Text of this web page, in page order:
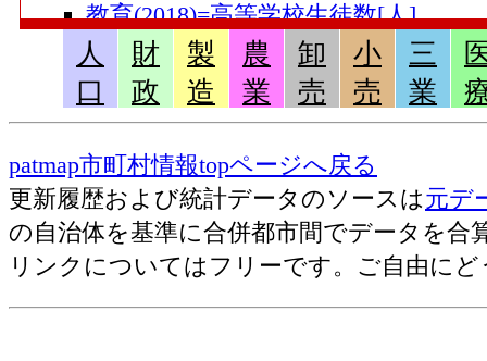
教育(2018)=高等学校生徒数[人]
教育(2018)=小学校児童数[人]
教育(2018)=小学校教員数[人]
教育(2018)=小学校数[校]
教育(2018)=幼稚園在園者数[人]
教育(2018)=幼稚園数[園]
古いラン
人
口
財
政
製
造
農
業
卸
売
小
売
三
業
patmap市町村情報topページへ戻る
更新履歴および統計データのソースは元デ
の自治体を基準に合併都市間でデータを合
リンクについてはフリーです。ご自由にど